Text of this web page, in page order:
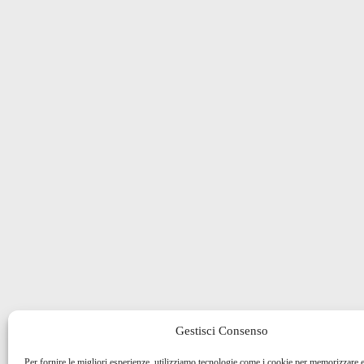
Gestisci Consenso